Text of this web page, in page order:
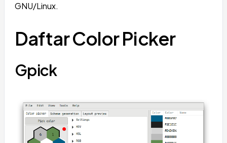
GNU/Linux.
Daftar Color Picker
Gpick